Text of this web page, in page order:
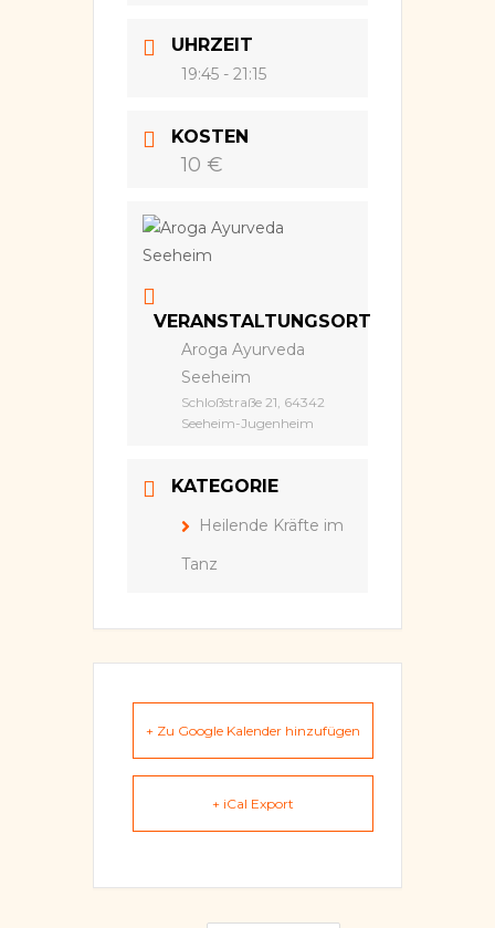
UHRZEIT
19:45 - 21:15
KOSTEN
10 €
VERANSTALTUNGSORT
Aroga Ayurveda
Seeheim
Schloßstraße 21, 64342
Seeheim-Jugenheim
KATEGORIE
Heilende Kräfte im
Tanz
+ Zu Google Kalender hinzufügen
+ iCal Export